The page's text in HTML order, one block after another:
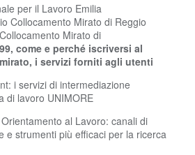
per il Lavoro Emilia
Collocamento Mirato di Reggio
Mirato di
come e perché iscriversi al
i servizi forniti agli utenti
i servizi di intermediazione
di lavoro UNIMORE
al Lavoro: canali di
e strumenti più efficaci per la ricerca